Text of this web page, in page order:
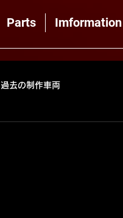
Parts Imformation
過去の制作車両